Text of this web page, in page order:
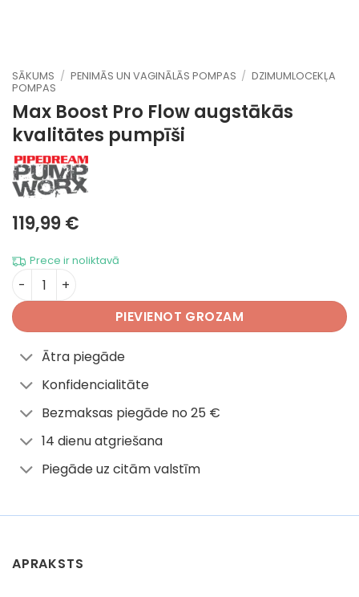
SĀKUMS / PENIMĀS UN VAGINĀLĀS POMPAS / DZIMUMLOCEKĻA
POMPAS
Max Boost Pro Flowaugstākās
kvalitātes pumpīši
119,99€
Prece ir noliktavā
Max Boost Pro Flow daudzums
PIEVIENOT GROZAM
Ātra piegāde
Konfidencialitāte
Bezmaksas piegāde no 25 €
14 dienu atgriešana
Piegāde uz citām valstīm
APRAKSTS